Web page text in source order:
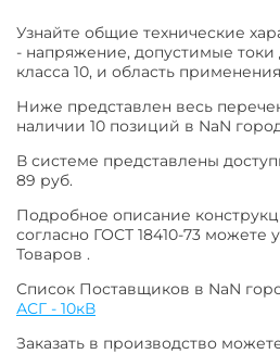
Узнайте общие технические
- напряжение, допустимые
класса 10, и область
Ниже представлен весь
наличии 10 позиций в NaN
В системе представлены
89 руб.
Подробное описание
согласно ГОСТ 18410-73 можете
Товаров .
Список Поставщиков в NaN
АСГ - 10кВ
Заказать в производство